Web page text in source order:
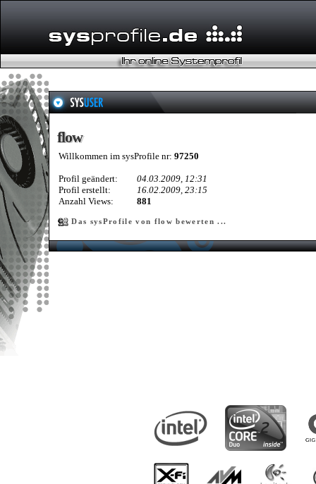
flow
flow
Willkommen im sysProfile nr: 97250
Profil geändert:
04.03.2009, 12:31
Profil erstellt:
16.02.2009, 23:15
Anzahl Views:
881
Das sysProfile von flow bewerten ...